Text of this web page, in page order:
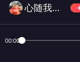
心随我动萌萌
00:00